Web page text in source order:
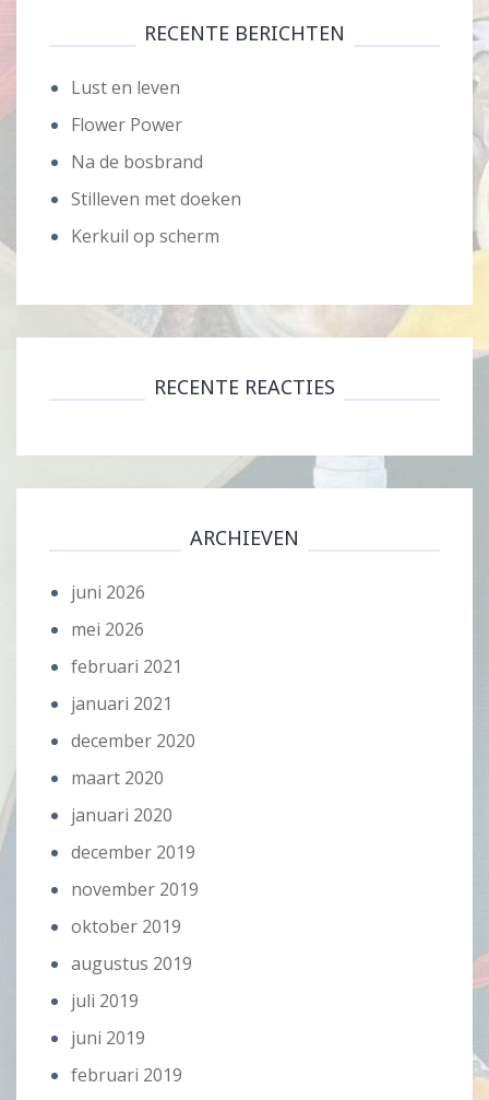
RECENTE BERICHTEN
Lust en leven
Flower Power
Na de bosbrand
Stilleven met doeken
Kerkuil op scherm
RECENTE REACTIES
ARCHIEVEN
juni 2026
mei 2026
februari 2021
januari 2021
december 2020
maart 2020
januari 2020
december 2019
november 2019
oktober 2019
augustus 2019
juli 2019
juni 2019
februari 2019